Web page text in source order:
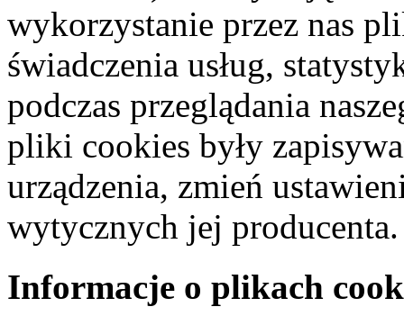
wykorzystanie przez nas
świadczenia usług,
podczas przeglądania
pliki cookies były
urządzenia, zmień
wytycznych jej producenta.
Informacje o plikach